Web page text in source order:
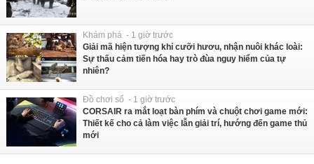
Khám phá - 1 giờ trước
Giải mã hiện tượng khỉ cưỡi hươu, nhận nuôi khác loài:
Sự thấu cảm tiến hóa hay trò đùa nguy hiểm của tự
nhiên?
Đồ chơi số - 1 giờ trước
CORSAIR ra mắt loạt bàn phím và chuột chơi game mới:
Thiết kế cho cả làm việc lẫn giải trí, hướng đến game thủ
mới